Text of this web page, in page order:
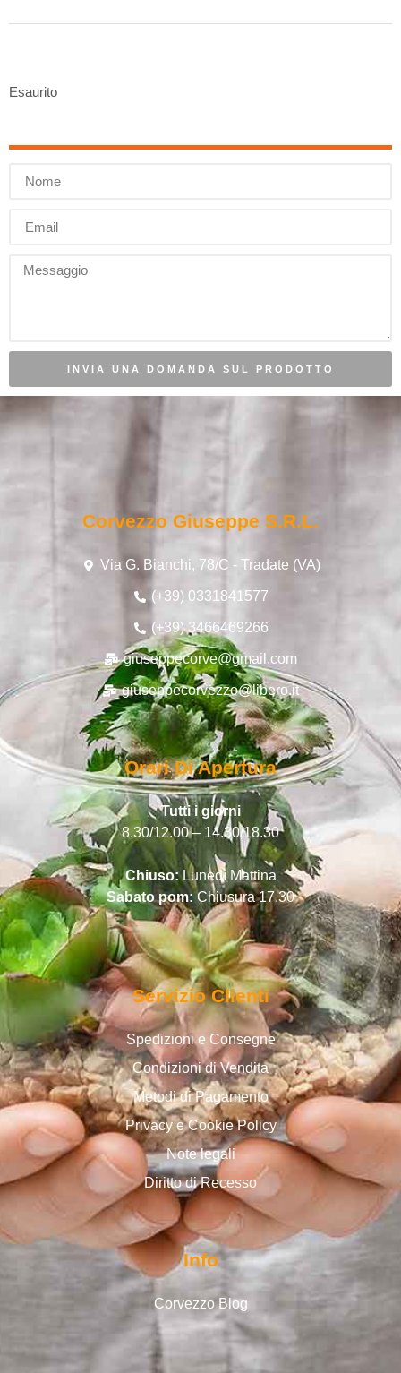
Esaurito
INVIA UNA DOMANDA SUL PRODOTTO
Corvezzo Giuseppe S.r.l.
Via G. Bianchi, 78/C - Tradate (VA)
(+39) 0331841577
(+39) 3466469266
giuseppecorve@gmail.com
giuseppecorvezzo@libero.it
Orari Di Apertura
Tutti i giorni
8.30/12.00 – 14.30/18.30
Chiuso:Lunedì Mattina
Sabato pom:Chiusura 17.30
Servizio Clienti
Spedizioni e Consegne
Condizioni di Vendita
Metodi di Pagamento
Privacy e Cookie Policy
Note legali
Diritto di Recesso
Info
Corvezzo Blog